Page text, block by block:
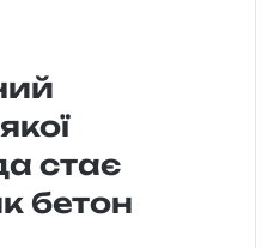
стає
бетон